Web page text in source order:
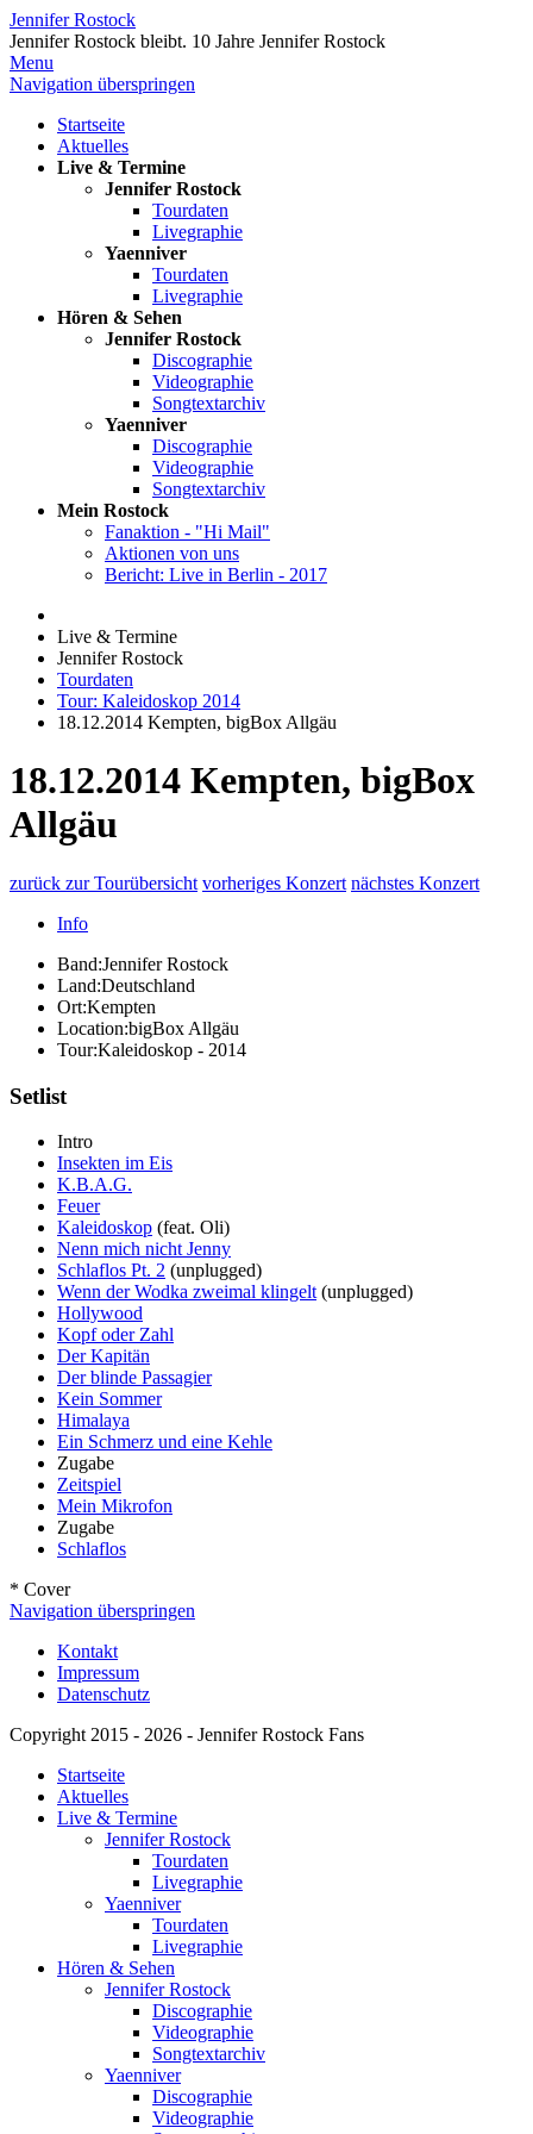
Jennifer Rostock
Jennifer Rostock bleibt. 10 Jahre Jennifer Rostock
Menu
Navigation überspringen
Startseite
Aktuelles
Live & Termine
Jennifer Rostock
Tourdaten
Livegraphie
Yaenniver
Tourdaten
Livegraphie
Hören & Sehen
Jennifer Rostock
Discographie
Videographie
Songtextarchiv
Yaenniver
Discographie
Videographie
Songtextarchiv
Mein Rostock
Fanaktion - "Hi Mail"
Aktionen von uns
Bericht: Live in Berlin - 2017
Live & Termine
Jennifer Rostock
Tourdaten
Tour: Kaleidoskop 2014
18.12.2014 Kempten, bigBox Allgäu
18.12.2014 Kempten, bigBox
Allgäu
zurück zur Tourübersicht vorheriges Konzert nächstes Konzert
Info
Band:Jennifer Rostock
Land:Deutschland
Ort:Kempten
Location:bigBox Allgäu
Tour:Kaleidoskop - 2014
Setlist
Intro
Insekten im Eis
K.B.A.G.
Feuer
Kaleidoskop (feat. Oli)
Nenn mich nicht Jenny
Schlaflos Pt. 2 (unplugged)
Wenn der Wodka zweimal klingelt (unplugged)
Hollywood
Kopf oder Zahl
Der Kapitän
Der blinde Passagier
Kein Sommer
Himalaya
Ein Schmerz und eine Kehle
Zugabe
Zeitspiel
Mein Mikrofon
Zugabe
Schlaflos
* Cover
Navigation überspringen
Kontakt
Impressum
Datenschutz
Copyright 2015 - 2026 - Jennifer Rostock Fans
Startseite
Aktuelles
Live & Termine
Jennifer Rostock
Tourdaten
Livegraphie
Yaenniver
Tourdaten
Livegraphie
Hören & Sehen
Jennifer Rostock
Discographie
Videographie
Songtextarchiv
Yaenniver
Discographie
Videographie